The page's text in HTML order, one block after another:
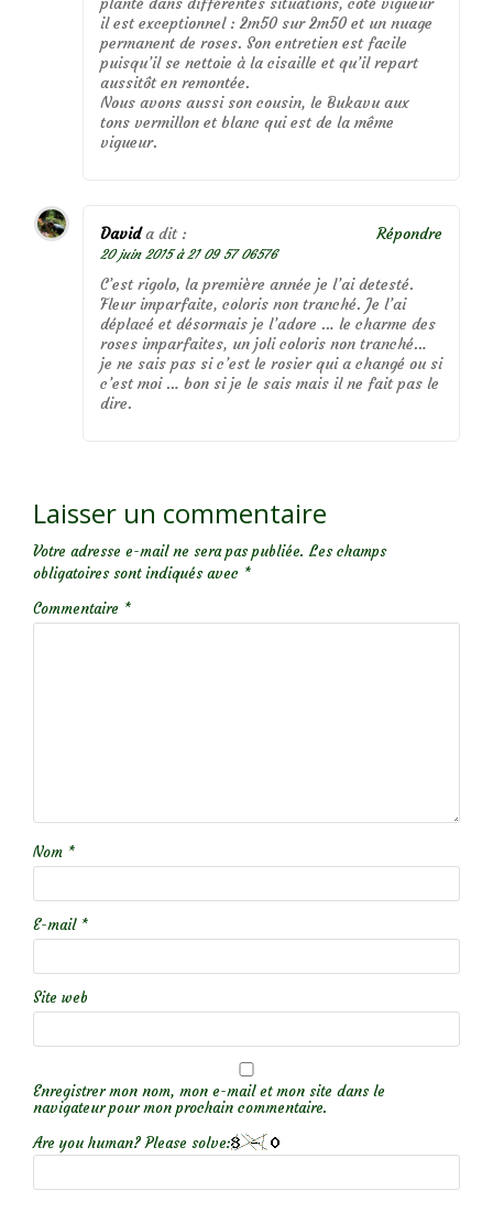
il est exceptionnel : 2m50 sur 2m50 et un nuage
permanent de roses. Son entretien est facile
puisqu’il se nettoie à la cisaille et qu’il repart
aussitôt en remontée.
Nous avons aussi son cousin, le Bukavu aux
tons vermillon et blanc qui est de la même
vigueur.
David a dit :
20 juin 2015 à 21 09 57 06576
C’est rigolo, la première année je l’ai detesté.
Fleur imparfaite, coloris non tranché. Je l’ai
déplacé et désormais je l’adore … le charme des
roses imparfaites, un joli coloris non tranché…
je ne sais pas si c’est le rosier qui a changé ou si
c’est moi … bon si je le sais mais il ne fait pas le
dire.
Répondre
Laisser un commentaire
Votre adresse e-mail ne sera pas publiée. Les champs
obligatoires sont indiqués avec *
Commentaire *
Nom *
E-mail *
Site web
Enregistrer mon nom, mon e-mail et mon site dans le
navigateur pour mon prochain commentaire.
Are you human? Please solve: